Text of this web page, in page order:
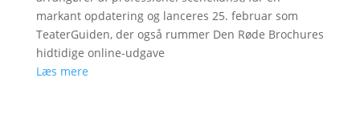
markant opdatering og lanceres 25. februar som
TeaterGuiden, der også rummer Den Røde Brochures
hidtidige online-udgave
Læs mere